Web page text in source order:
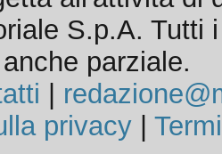
S.p.A. Tutti
parziale.
privacy|